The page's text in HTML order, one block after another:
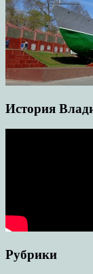
История
Рубрики